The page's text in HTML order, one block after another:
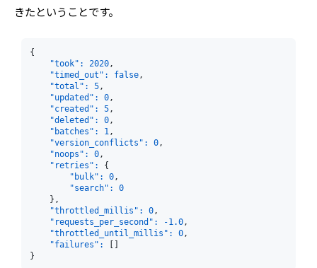
きたということです。
{
"took":
2020,
"timed_out":
false,
"total":
5,
"updated":
0,
"created":
5,
"deleted":
0,
"batches":
1 ,
"version_conflicts":
0,
"noops":
0,
"retries":
{
"bulk":
0,
"search":
0
"throttled_millis":
0,
"requests_per_second":
-1.0,
"throttled_until_millis":
0,
"failures":
[]
}